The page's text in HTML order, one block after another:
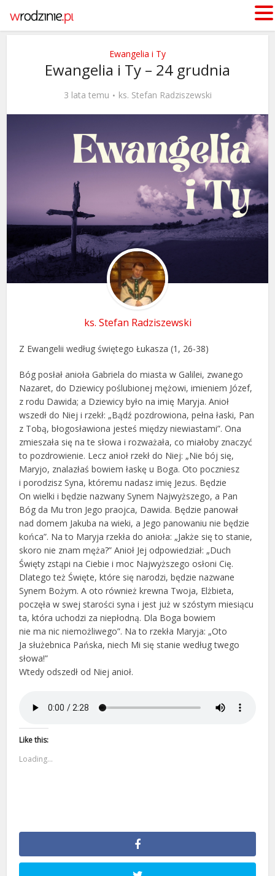
Ewangelia i Ty
Ewangelia i Ty – 24 grudnia
3 lata temu ks. Stefan Radziszewski
ks. Stefan Radziszewski
Z Ewangelii według świętego Łukasza (1, 26-38)
Bóg posłał anioła Gabriela do miasta w Galilei, zwanego
Nazaret, do Dziewicy poślubionej mężowi, imieniem Józef,
z rodu Dawida; a Dziewicy było na imię Maryja. Anioł
wszedł do Niej i rzekł: „Bądź pozdrowiona, pełna łaski, Pan
z Tobą, błogosławiona jesteś między niewiastami”. Ona
zmieszała się na te słowa i rozważała, co miałoby znaczyć
to pozdrowienie. Lecz anioł rzekł do Niej: „Nie bój się,
Maryjo, znalazłaś bowiem łaskę u Boga. Oto poczniesz
i porodzisz Syna, któremu nadasz imię Jezus. Będzie
On wielki i będzie nazwany Synem Najwyższego, a Pan
Bóg da Mu tron Jego praojca, Dawida. Będzie panował
nad domem Jakuba na wieki, a Jego panowaniu nie będzie
końca”. Na to Maryja rzekła do anioła: „Jakże się to stanie,
skoro nie znam męża?” Anioł Jej odpowiedział: „Duch
Święty zstąpi na Ciebie i moc Najwyższego osłoni Cię.
Dlatego też Święte, które się narodzi, będzie nazwane
Synem Bożym. A oto również krewna Twoja, Elżbieta,
poczęła w swej starości syna i jest już w szóstym miesiącu
ta, która uchodzi za niepłodną. Dla Boga bowiem
nie ma nic niemożliwego”. Na to rzekła Maryja: „Oto
Ja służebnica Pańska, niech Mi się stanie według twego
słowa!”
Wtedy odszedł od Niej anioł.
Like this:
Loading...